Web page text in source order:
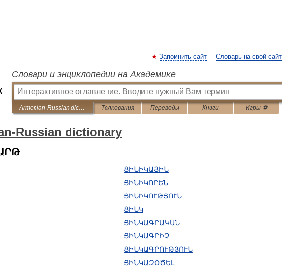
Запомнить сайт Словарь на свой сайт
Словари и энциклопедии на Академике
Armenian-Russian dictionary Толкования Переводы Книги Игры ⚽
Russian dictionary
ՑԻՆԻԿԱՅԻՆ
ՑԻՆԻԿՈՐԵՆ
ՑԻՆԻԿՈՒԹՅՈՒՆ
ՑԻՆԿ
ՑԻՆԿԱԳՐԱԿԱՆ
ՑԻՆԿԱԳՐԻՉ
ՑԻՆԿԱԳՐՈՒԹՅՈՒՆ
ՑԻՆԿԱԶՕԾԵԼ